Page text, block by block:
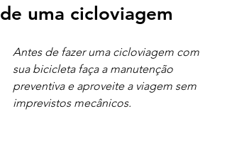
de uma cicloviagem
Antes de fazer uma cicloviagem com
sua bicicleta faça a manutenção
preventiva e aproveite a viagem sem
imprevistos mecânicos.